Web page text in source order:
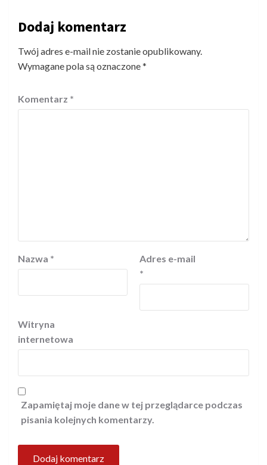
Dodaj komentarz
Twój adres e-mail nie zostanie opublikowany.
Wymagane pola są oznaczone*
Komentarz *
Nazwa *
Adres e-mail
*
Witryna
internetowa
Zapamiętaj moje dane w tej przeglądarce podczas
pisania kolejnych komentarzy.